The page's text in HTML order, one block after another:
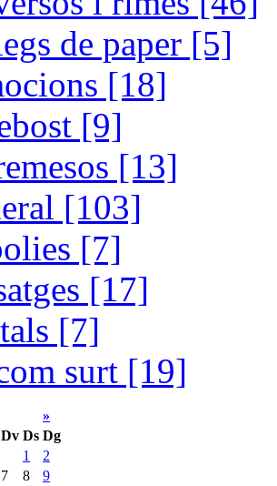
de paper [5]
[18]
[9]
[13]
[103]
[7]
[17]
[7]
surt [19]
»
Dv Ds Dg
1
2
7 8
9